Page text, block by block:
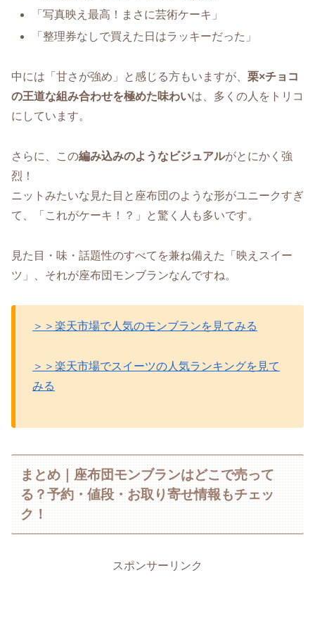
「写真映え最高！まさに芸術ケーキ」
「整理券なしで買えた日はラッキーだった」
中には「甘さが強め」と感じる方もいますが、 栗×チョコ
の王道な組み合わせを極めた味わいは、多くの人をトリコ
にしています。
さらに、この編み込みのようなビジュアルがとにかく強
烈！
ニットみたいな見た目と座布団のような形がユニークすぎ
て、「これがケーキ！？」と驚く人も多いです。
見た目・味・話題性のすべてを兼ね備えた「映えスイー
ツ」、それが座布団モンブランなんですね。
＞＞楽天市場で人気のモンブランを見てみる
＞＞楽天市場でスイーツの人気ランキングを見て
みる
まとめ｜座布団モンブランはどこで売って
る？予約・値段・お取り寄せ情報もチェッ
ク！
スポンサーリンク